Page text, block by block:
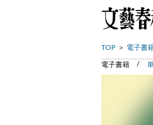
TOP 電子書
電子書籍